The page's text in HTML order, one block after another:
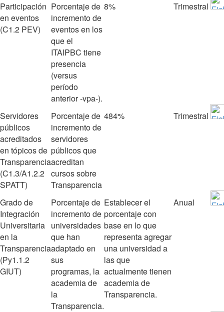
Participación
en eventos
(C1.2 PEV)
Porcentaje de
incremento de
eventos en los
que el
ITAIPBC tiene
presencia
(versus
período
anterior ‐vpa‐).
8% Trimestral
Servidores
públicos
acreditados
en tópicos de
Transparencia
(C1.3/A1.2.2
SPATT)
Porcentaje de
incremento de
servidores
públicos que
acreditan
cursos sobre
Transparencia
484% Trimestral
Grado de
Integración
Universitaria
en la
Transparencia
(Py1.1.2
GIUT)
Porcentaje de
incremento de
universidades
que han
adaptado en
sus
programas, la
academia de
la
Transparencia.
Establecer el
porcentaje con
base en lo que
representa agregar
una universidad a
las que
actualmente tienen
academia de
Transparencia.
Anual